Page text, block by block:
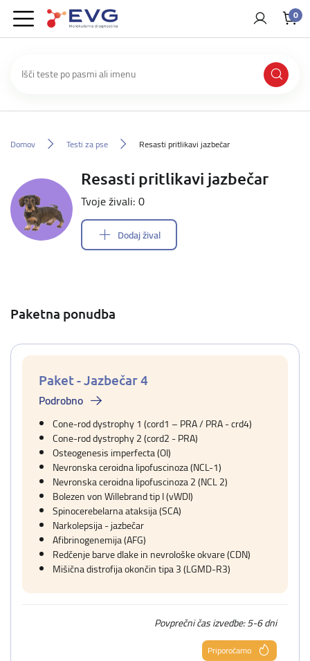
0
Domov Testi za pse Resasti pritlikavi jazbečar
Resasti pritlikavi jazbečar
Tvoje živali: 0
Dodaj žival
Paketna ponudba
Paket - Jazbečar 4
Podrobno
Cone-rod dystrophy 1 (cord1 – PRA / PRA - crd4)
Cone-rod dystrophy 2 (cord2 - PRA)
Osteogenesis imperfecta (OI)
Nevronska ceroidna lipofuscinoza (NCL-1)
Nevronska ceroidna lipofuscinoza 2 (NCL 2)
Bolezen von Willebrand tip I (vWDI)
Spinocerebelarna ataksija (SCA)
Narkolepsija - jazbečar
Afibrinogenemija (AFG)
Redčenje barve dlake in nevrološke okvare (CDN)
Mišična distrofija okončin tipa 3 (LGMD-R3)
Povprečni čas izvedbe: 5-6 dni
Priporočamo